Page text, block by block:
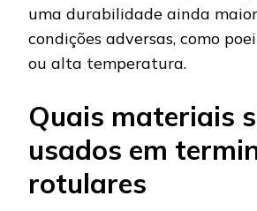
uma durabilidade ainda
condições adversas, como
ou alta temperatura.
Quais materiais
usados em
rotulares